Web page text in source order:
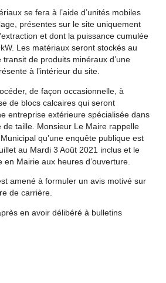
se fera à l’aide d’unités mobiles
présentes sur le site uniquement
et dont la puissance cumulée
Les matériaux seront stockés au
de produits minéraux d’une
à l’intérieur du site.
de façon occasionnelle, à
de blocs calcaires qui seront
entreprise extérieure spécialisée dans
de taille. Monsieur Le Maire rappelle
qu’une enquête publique est
au Mardi 3 Août 2021 inclus et le
Mairie aux heures d’ouverture.
amené à formuler un avis motivé sur
de carrière.
en avoir délibéré à bulletins